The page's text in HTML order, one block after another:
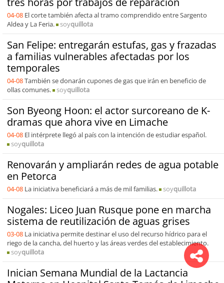
04-08 El corte también afecta al tramo comprendido entre Sargento
Aldea y La Feria.
soyquillota
San Felipe: entregarán estufas, gas y frazadas
a familias vulnerables afectadas por los
temporales
04-08También se donarán cupones de gas que irán en beneficio de
ollas comunes.
soyquillota
Son Byeong Hoon: el actor surcoreano de K-
dramas que ahora vive en Limache
04-08 El intérprete llegó al país con la intención de estudiar español.
soyquillota
Renovarán y ampliarán redes de agua potable
en Petorca
04-08 La iniciativa beneficiará a más de mil familias. soyquillota
Nogales: Liceo Juan Rusque pone en marcha
sistema de reutilización de aguas grises
03-08 La iniciativa permite destinar el uso del recurso hídrico para el
riego de la cancha, del huerto y las áreas verdes del establecimiento.
soyquillota
Inician Semana Mundial de la Lactancia